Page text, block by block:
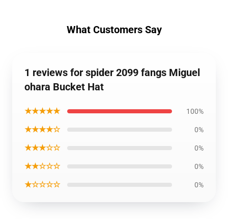
What Customers Say
1 reviews for spider 2099 fangs Miguel
ohara Bucket Hat
★★★★★ 100%
★★★★☆ 0%
★★★☆☆ 0%
★★☆☆☆ 0%
★☆☆☆☆ 0%